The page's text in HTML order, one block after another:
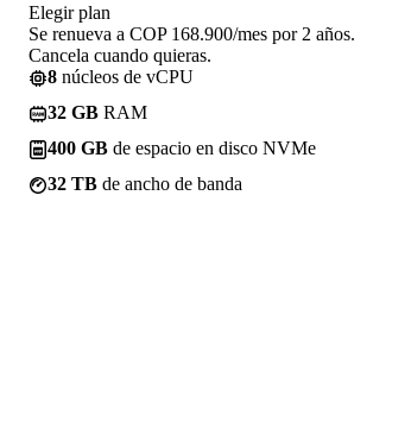
Elegir plan
Se renueva a COP 168.900/mes por 2 años.
Cancela cuando quieras.
8 núcleos de vCPU
32 GB RAM
400 GB de espacio en disco NVMe
32 TB de ancho de banda